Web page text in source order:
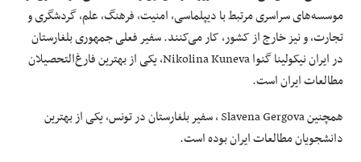
موسسه‌های سراسری مرتبط با دیپلماسی، امنیت، فرهنگ، علم، گردشگری و
تجارت، و نیز خارج از کشور، کار می‌کنند. سفیر فعلی جمهوری بلغارستان
در ایران نیکولینا گنوا Nikolina Kuneva، یکی از بهترین فارغ‌التحصیلان
مطالعات ایران است.
همچنین Slavena Gergova ، سفیر بلغارستان در تونس، یکی از بهترین
دانشجویان مطالعات ایران بوده است.